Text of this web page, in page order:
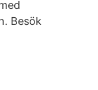
Besök